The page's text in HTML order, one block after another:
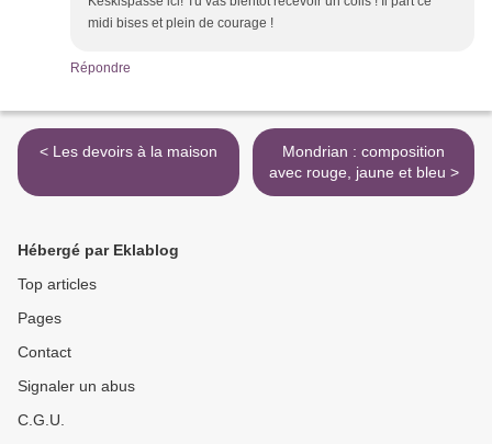
midi bises et plein de courage !
Répondre
< Les devoirs à la maison
Mondrian : composition
avec rouge, jaune et bleu >
Hébergé par Eklablog
Top articles
Pages
Contact
Signaler un abus
C.G.U.